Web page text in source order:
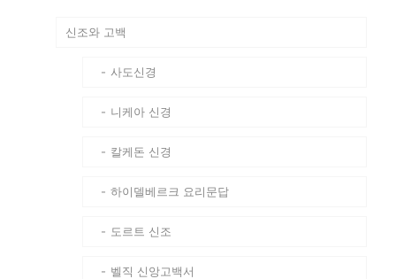
신조와 고백
사도신경
니케아 신경
칼케돈 신경
하이델베르크 요리문답
도르트 신조
벨직 신앙고백서